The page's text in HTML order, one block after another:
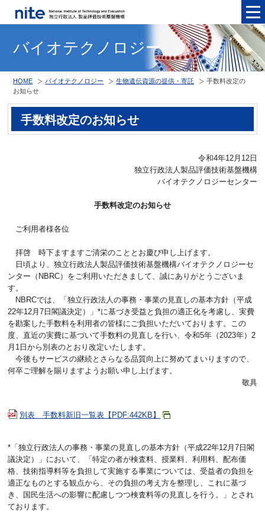
バイオテクノロジー
HOME バイオテクノロジー 生物遺伝資源の提供・寄託
手数料改定の
お知らせ
手数料改定のお知らせ
令和4年12月12日
独立行政法人製品評価技術基盤機構
バイオテクノロジーセンター
手数料改定のお知らせ
ご利用者様各位
拝啓 時下ますますご清栄のこととお慶び申し上げます。
日頃より、独立行政法人製品評価技術基盤機構バイオテクノロジーセ
ンター（NBRC）をご利用いただきまして、誠にありがとうございま
す。
NBRCでは、「独立行政法人の事務・事業の見直しの基本方針（平成
22年12月7日閣議決定）」*に基づき受益と負担の適正化を考慮し、実費
を勘案した手数料を利用者の皆様にご負担いただいております。この
度、直近の実費に基づいて手数料の見直しを行い、令和5年（2023年）2
月1日から別表のとおり改定いたします。
今後もサービスの継続とさらなる品質向上に努めてまいりますので、
何卒ご理解を賜りますようお願い申し上げます。
敬具
別表 手数料新旧一覧表【PDF:442KB】
*「独立行政法人の事務・事業の見直しの基本方針（平成22年12月7日閣
議決定）」において、「特定の者が検査料、授業料、利用料、配布価
格、技術指導料等を負担して実施する事業については、受益者の負担を
適正なものとする観点から、その負担の考え方を整理し、これに基づ
き、国民生活への影響に配慮しつつ検査料等の見直しを行う。」とされ
ております。